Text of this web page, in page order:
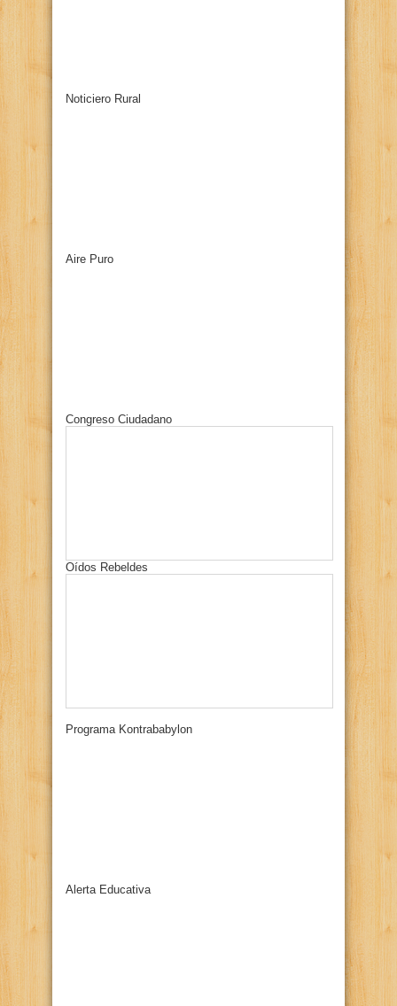
Noticiero Rural
Aire Puro
Congreso Ciudadano
Oídos Rebeldes
Programa Kontrababylon
Alerta Educativa